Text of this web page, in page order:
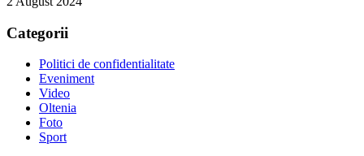
Categorii
Politici de confidentialitate
Eveniment
Video
Oltenia
Foto
Sport